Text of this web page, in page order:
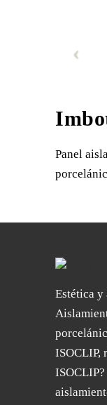
Panel
Estética y
ISOCLIP,